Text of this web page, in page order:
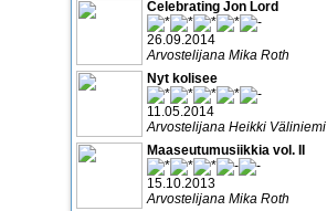
Celebrating Jon Lord
26.09.2014
Arvostelijana Mika Roth
Nyt kolisee
11.05.2014
Arvostelijana Heikki Väliniemi
Maaseutumusiikkia vol. II
15.10.2013
Arvostelijana Mika Roth